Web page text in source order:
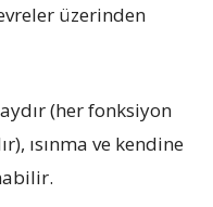
üzerinden
(her fonksiyon
ısınma ve kendine